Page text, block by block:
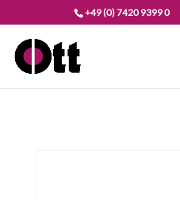
+49 (0) 7420 9399 0